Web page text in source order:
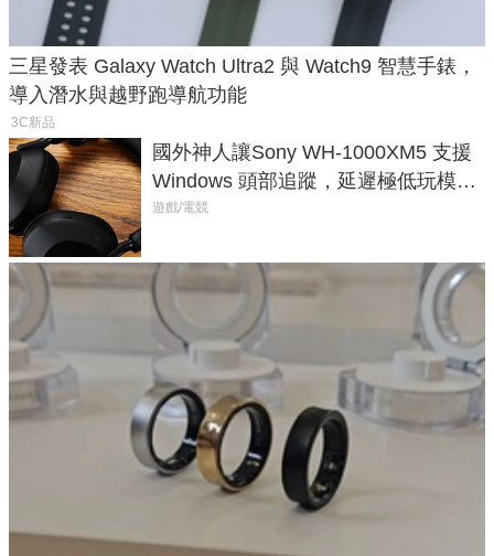
三星發表 Galaxy Watch Ultra2 與 Watch9 智慧手錶，
導入潛水與越野跑導航功能
3C新品
國外神人讓Sony WH-1000XM5 支援
Windows 頭部追蹤，延遲極低玩模擬
飛行超有感
遊戲/電競